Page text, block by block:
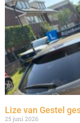
Lize van Gestel
25 juni 2026